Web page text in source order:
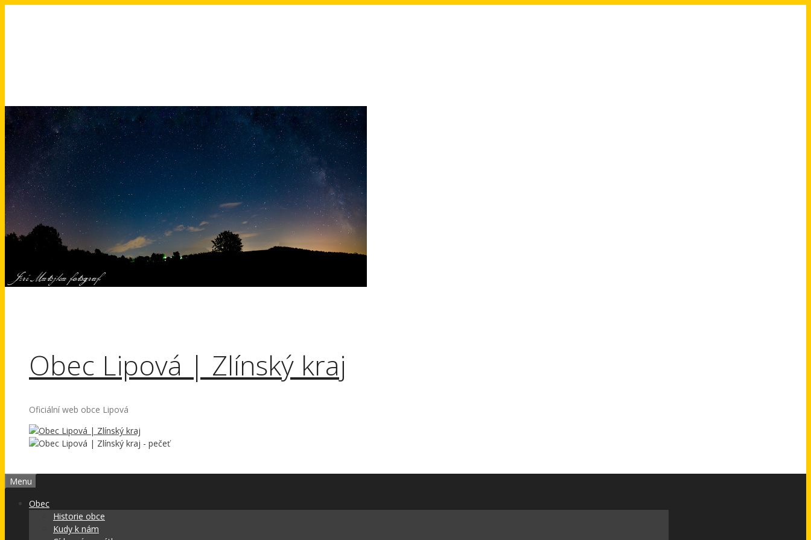
Obec Lipová | Zlínský kraj
Oficiální web obce Lipová
Menu
Obec
Historie obce
Kudy k nám